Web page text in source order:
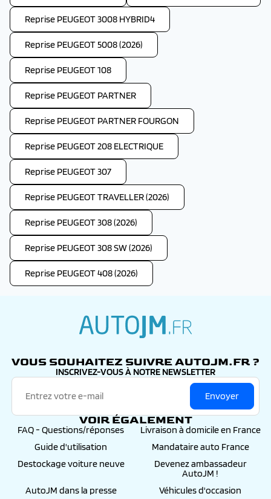
Reprise PEUGEOT 3008 HYBRID4
Reprise PEUGEOT 5008 (2026)
Reprise PEUGEOT 108
Reprise PEUGEOT PARTNER
Reprise PEUGEOT PARTNER FOURGON
Reprise PEUGEOT 208 ELECTRIQUE
Reprise PEUGEOT 307
Reprise PEUGEOT TRAVELLER (2026)
Reprise PEUGEOT 308 (2026)
Reprise PEUGEOT 308 SW (2026)
Reprise PEUGEOT 408 (2026)
VOUS SOUHAITEZ SUIVRE AUTOJM.FR ?
INSCRIVEZ-VOUS À NOTRE NEWSLETTER
Envoyer
VOIR ÉGALEMENT
FAQ - Questions/réponses
Livraison à domicile en France
Guide d'utilisation
Mandataire auto France
Destockage voiture neuve
Devenez ambassadeur
AutoJM !
AutoJM dans la presse
Véhicules d'occasion